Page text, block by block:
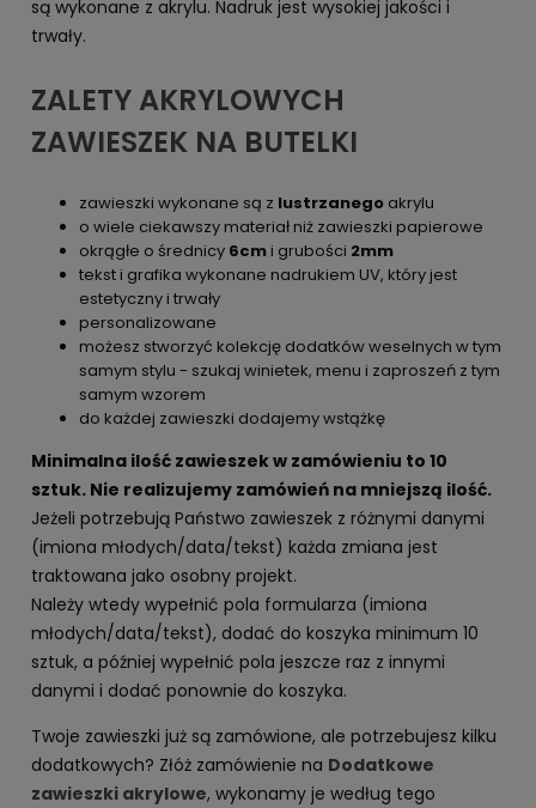
są wykonane z akrylu. Nadruk jest wysokiej jakości i
trwały.
ZALETY AKRYLOWYCH
ZAWIESZEK NA BUTELKI
zawieszki wykonane są z lustrzanego akrylu
o wiele ciekawszy materiał niż zawieszki papierowe
okrągłe o średnicy 6cm i grubości 2mm
tekst i grafika wykonane nadrukiem UV, który jest
estetyczny i trwały
personalizowane
możesz stworzyć kolekcję dodatków weselnych w tym
samym stylu - szukaj winietek, menu i zaproszeń z tym
samym wzorem
do każdej zawieszki dodajemy wstążkę
Minimalna ilość zawieszek w zamówieniu to 10
sztuk. Nie realizujemy zamówień na mniejszą ilość.
Jeżeli potrzebują Państwo zawieszek z różnymi danymi
(imiona młodych/data/tekst) każda zmiana jest
traktowana jako osobny projekt.
Należy wtedy wypełnić pola formularza (imiona
młodych/data/tekst), dodać do koszyka minimum 10
sztuk, a później wypełnić pola jeszcze raz z innymi
danymi i dodać ponownie do koszyka.
Twoje zawieszki już są zamówione, ale potrzebujesz kilku
dodatkowych? Złóż zamówienie na Dodatkowe
zawieszki akrylowe, wykonamy je według tego